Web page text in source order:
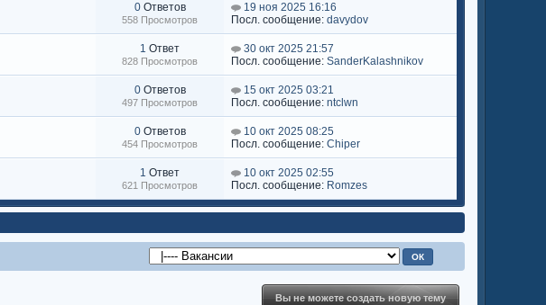
0Ответов
558 Просмотров
19 ноя 2025 16:16
Посл. сообщение:davydov
1 Ответ
828 Просмотров
30 окт 2025 21:57
Посл. сообщение:SanderKalashnikov
0Ответов
497 Просмотров
15 окт 2025 03:21
Посл. сообщение:ntclwn
0Ответов
454 Просмотров
10 окт 2025 08:25
Посл. сообщение:Chiper
1 Ответ
621 Просмотров
10 окт 2025 02:55
Посл. сообщение: Romzes
Вы не можете создать новую тему